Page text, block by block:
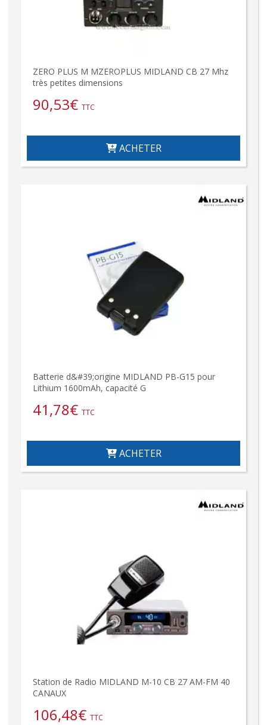
ZERO PLUS M MZEROPLUS MIDLAND CB 27 Mhz
très petites dimensions
90,53€ TTC
ACHETER
Batterie d&#39;origine MIDLAND PB-G15 pour
Lithium 1600mAh, capacité G
41,78€ TTC
ACHETER
Station de Radio MIDLAND M-10 CB 27 AM-FM 40
CANAUX
106,48€ TTC